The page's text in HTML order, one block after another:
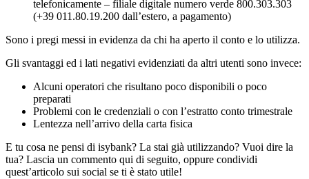
telefonicamente – filiale digitale numero verde 800.303.303
(+39 011.80.19.200 dall’estero, a pagamento)
Sono i pregi messi in evidenza da chi ha aperto il conto e lo utilizza.
Gli svantaggi ed i lati negativi evidenziati da altri utenti sono invece:
Alcuni operatori che risultano poco disponibili o poco
preparati
Problemi con le credenziali o con l’estratto conto trimestrale
Lentezza nell’arrivo della carta fisica
E tu cosa ne pensi di isybank? La stai già utilizzando? Vuoi dire la
tua? Lascia un commento qui di seguito, oppure condividi
quest’articolo sui social se ti è stato utile!